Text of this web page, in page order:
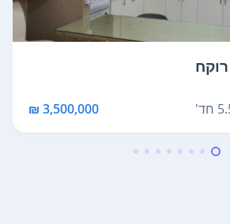
חד' 3,500,000 ₪